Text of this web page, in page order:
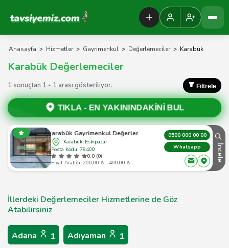
Tavsiyemiz Anasayfa
Anasayfa > Hizmetler > Gayrimenkul > Değerlemeciler > Karabük
Karabük Değerlemeciler
1 sonuçtan 1 - 1 arası gösteriliyor. Filtrele
TIKLA - EN YAKININDAKİNİ BUL
Karabük Gayrimenkul Değerleme
Karabük, Eskipazar
Posta Kodu: 78400
0.0 (0)
Fiyat Aralığı: 200,00 ₺ - 400,00 ₺
0500 000 00 00
Whatsapp
İncele
İllerdeki Değerlemeciler Hizmetlerine de Göz
Atabilirsiniz
Adana 1 Adıyaman 1